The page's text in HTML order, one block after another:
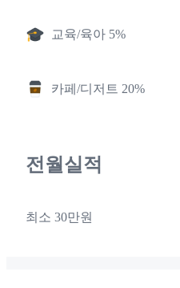
교육/육아 5%
카페/디저트 20%
전월실적
최소 30만원